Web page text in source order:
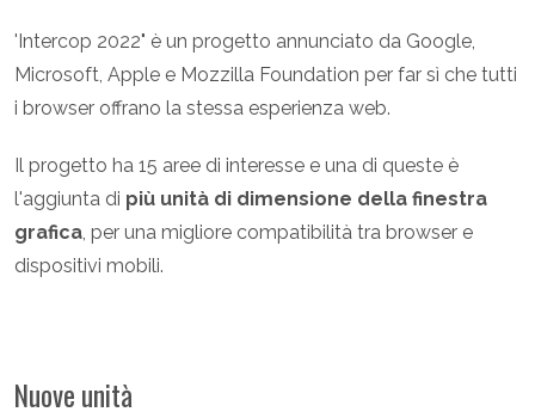
'Intercop 2022" è un progetto annunciato da Google,
Microsoft, Apple e Mozzilla Foundation per far sì che tutti
i browser offrano la stessa esperienza web.
Il progetto ha 15 aree di interesse e una di queste è
l'aggiunta di più unità di dimensione della finestra
grafica, per una migliore compatibilità tra browser e
dispositivi mobili.
Nuove unità